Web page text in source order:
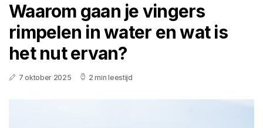
Waarom gaan je vingers
rimpelen in water en wat is
het nut ervan?
7 oktober 2025 2 min leestijd